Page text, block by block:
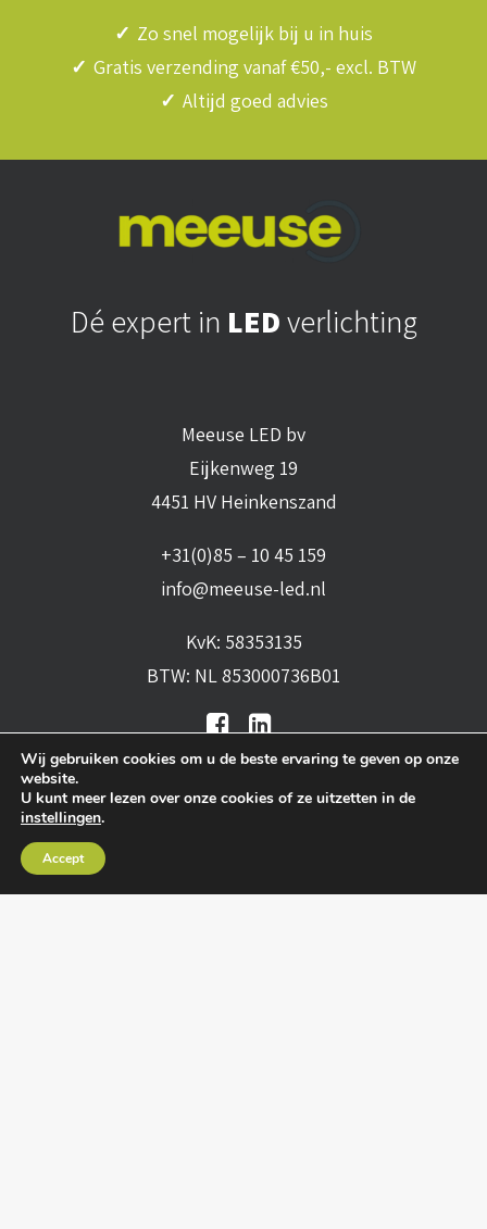
✓ Zo snel mogelijk bij u in huis
✓ Gratis verzending vanaf €50,- excl. BTW
✓ Altijd goed advies
Dé expert in LEDverlichting
Meeuse LED bv
Eijkenweg 19
4451 HV Heinkenszand
+31(0)85 – 10 45 159
info@meeuse-led.nl
KvK: 58353135
BTW: NL 853000736B01
leveringsvoorwaarden
Wij gebruiken cookies om u de beste ervaring te geven op onze
website.
U kunt meer lezen over onze cookies of ze uitzetten in de
instellingen.
Accept